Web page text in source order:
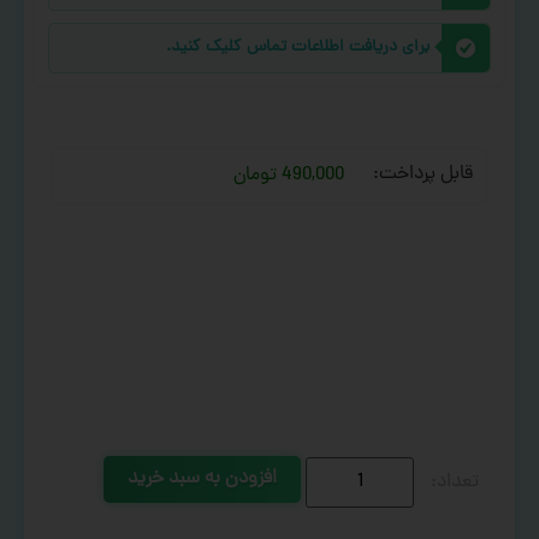
برای دریافت اطلاعات تماس کلیک کنید.
قابل پرداخت: 490,000 تومان
افزودن به سبد خرید